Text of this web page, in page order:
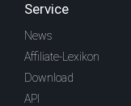
Service
News
Affiliate-Lexikon
Download
API